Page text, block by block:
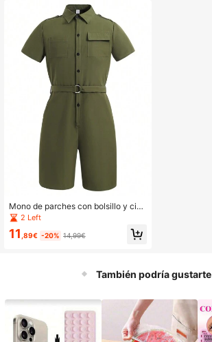
Mono de parches con bolsillo y cint
urón de unicolor para adolescentes
varones
2 Left
11 ,89€ -20% 14,99€
También podría gustarte